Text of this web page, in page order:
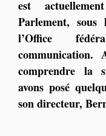
est
Parlement,
l’Office
communication.
comprendre la
avons posé
son directeur,